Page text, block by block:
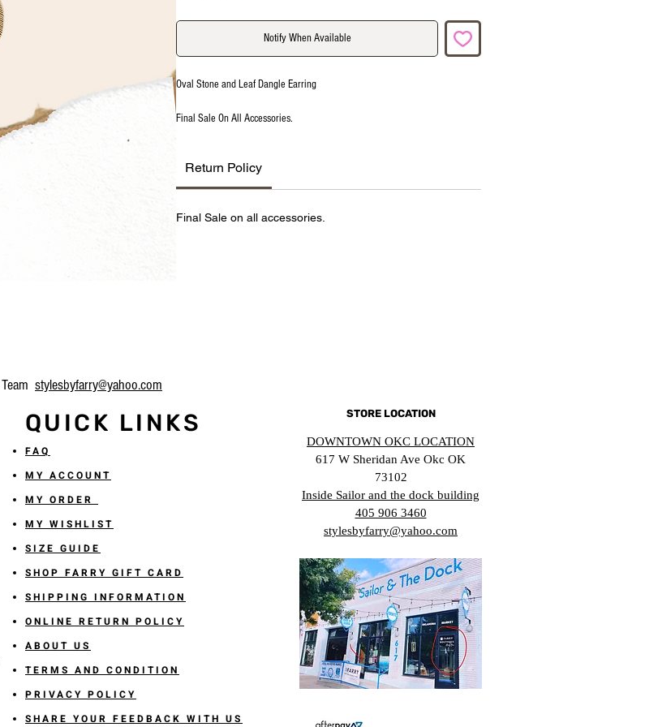
Notify When Available
Oval Stone and Leaf Dangle Earring
Final Sale On All Accessories.
Return Policy
Final Sale on all accessories.
stylesbyfarry@yahoo.com
QUICK LINKS
FAQ
MY ACCOUNT
MY ORDER
MY WISHLIST
SIZE GUIDE
SHOP FARRY GIFT CARD
SHIPPING INFORMATION
ONLINE RETURN POLICY
ABOUT US
TERMS AND CONDITION
PRIVACY POLICY
SHARE YOUR FEEDBACK WITH US
STORE LOCATION
DOWNTOWN OKC LOCATION
617 W Sheridan Ave Okc OK
73102
Inside Sailor and the dock building
405 906 3460
stylesbyfarry@yahoo.com